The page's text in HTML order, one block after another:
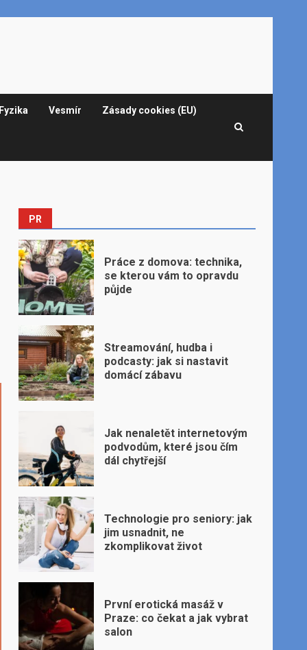
Fyzika Vesmír Zásady cookies (EU)
PR
Práce z domova: technika,
se kterou vám to opravdu
půjde
Streamování, hudba i
podcasty: jak si nastavit
domácí zábavu
Jak nenaletět internetovým
podvodům, které jsou čím
dál chytřejší
Technologie pro seniory: jak
jim usnadnit, ne
zkomplikovat život
První erotická masáž v
Praze: co čekat a jak vybrat
salon